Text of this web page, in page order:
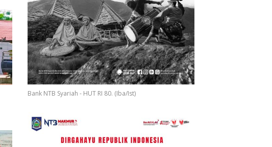
Ditegakkan
Bank NTB Syariah - HUT RI 80. (Iba/Ist)